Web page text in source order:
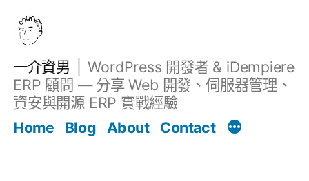
一介資男
WordPress 開發者 & iDempiere
ERP 顧問 — 分享 Web 開發、伺服器管理、
資安與開源 ERP 實戰經驗
Home
Blog About Contact
文章